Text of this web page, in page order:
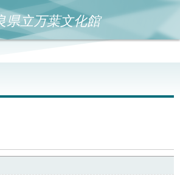
県立万葉文化館